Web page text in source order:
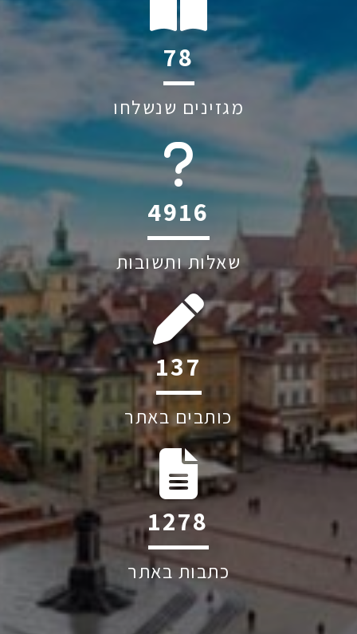
114
מגזינים שנשלחו
6044
שאלות ותשובות
199
כותבים באתר
1852
כתבות באתר